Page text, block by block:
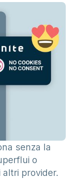
senza la
o
altri provider.